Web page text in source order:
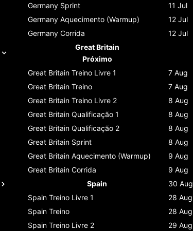
Germany Sprint 11 Jul
Germany Aquecimento (Warmup) 12 Jul
Germany Corrida 12 Jul
Great Britain
Próximo
Great Britain Treino Livre 1 7 Aug
Great Britain Treino 7 Aug
Great Britain Treino Livre 2 8 Aug
Great Britain Qualificação 1 8 Aug
Great Britain Qualificação 2 8 Aug
Great Britain Sprint 8 Aug
Great Britain Aquecimento (Warmup) 9 Aug
Great Britain Corrida 9 Aug
Spain
30 Aug
Spain Treino Livre 1 28 Aug
Spain Treino 28 Aug
Spain Treino Livre 2 29 Aug